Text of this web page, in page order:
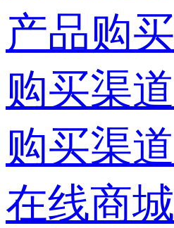
产品购买
购买渠道
购买渠道
在线商城